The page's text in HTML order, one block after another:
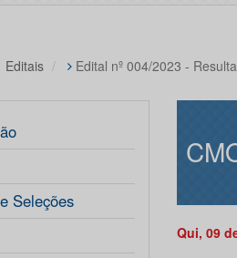
Editais Edital nº 004/2023 -
Seleções
Qui, 09